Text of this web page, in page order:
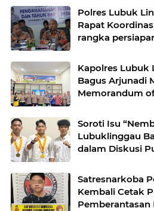
Polres Lubuk
Rapat
rangka
Kapolres Lubuk
Bagus Arjunadi
Memorandum
Pendidikan dan
Soroti Isu
Lubuklinggau
dalam Diskusi
Satresnarkoba
Kembali Cetak
Pemberantasan